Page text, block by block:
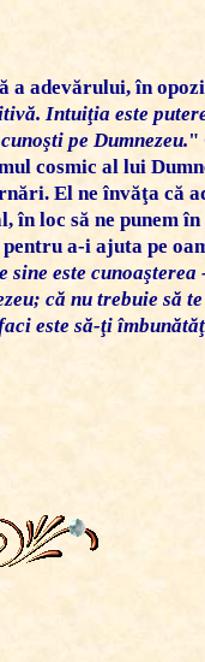
a adevărului, în
Intuiţia este
pe Dumnezeu."
cosmic al lui
El ne învăţa că
în loc să ne punem
a-i ajuta pe
sine este
că nu trebuie să
este să-ţi